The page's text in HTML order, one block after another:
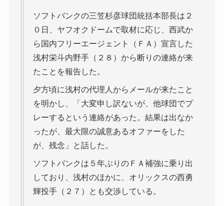
ソフトバンクの三笠杉彦球団統括本部長は２
０日、ヤフオクドームで取材に応じ、西武か
ら国内フリーエージェント（ＦＡ）宣言した
浅村栄斗内野手（２８）から断りの連絡が来
たことを報告した。
夕方頃に浅村の代理人からメールが来たこと
を明かし、「大変申し訳ないが、他球団でプ
レーするという連絡があった。結果は出なか
ったが、最大限の誠意あるオファーをした
が、残念」と話した。
ソフトバンクは５年ぶりのＦＡ補強に乗り出
しており、浅村のほかに、オリックスの西勇
輝投手（２７）とも交渉している。